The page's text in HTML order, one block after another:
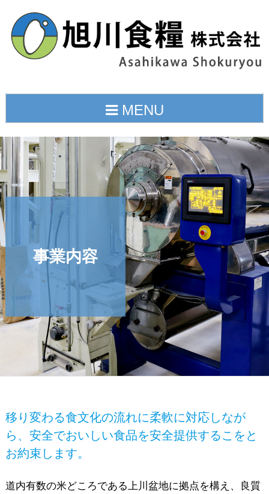
content
MENU
事業内容
移り変わる食文化の流れに柔軟に対応しなが
ら、安全でおいしい食品を安全提供するこをと
お約束します。
道内有数の米どころである上川盆地に拠点を構え、良質